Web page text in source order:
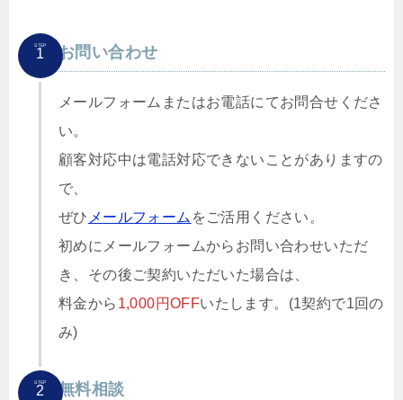
お問い合わせ
メールフォームまたはお電話にてお問合せくださ
い。
顧客対応中は電話対応できないことがありますの
で、
ぜひ メールフォーム をご活用ください。
初めにメールフォームからお問い合わせいただ
き、その後ご契約いただいた場合は、
料金から 1,000円OFFいたします。(1契約で1回の
み)
STEP
1
無料相談
STEP
2